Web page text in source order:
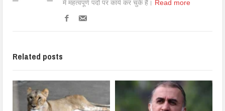
में महत्वपूर्ण पदों पर कार्य कर चुके हैं। Read more
Related posts